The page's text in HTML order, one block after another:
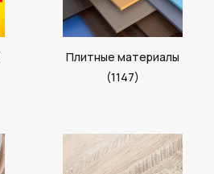
Плитные материалы
(1147)